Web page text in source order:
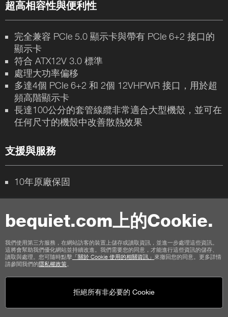
bequiet.com上的Cookie.
我們使用第三方服務，在網站訪客的裝置上儲存或讀取資訊，並進一步處理這些資訊。
這將會幫助我們優化網站並持續改進。我們需要您的同意，才能進行這些資訊的儲存、
讀取與處理。您可隨時點擊 「關於 Cookie 使用的相關資訊」 來撤回您的同意。更多詳情
請參閱我們的隱私權政策
拒絕所有非必要的 Cookie
超高相容性與便利性
完全兼容 PCIe 5.0 顯示卡與帶有 PCIe 6+2 接口的
顯示卡
符合 ATX12V 3.0 標準
處理大功率偏移
多達4個 PCIe 6+2 和 2個 12VHPWR 接口，用於超
頻高階顯示卡
長達100公分的套管線纜非常適合大型機殼，並可在
任何尺寸的機殼中改善散熱效果
支援與服務
10年原廠保固
聯絡我們
使用條款 隱私權 Cookies
版本說明
商店顧客通用條款
取消政策 付款方式 運輸選項